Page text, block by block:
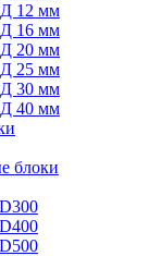
12 мм
16 мм
20 мм
25 мм
30 мм
40 мм
блоки